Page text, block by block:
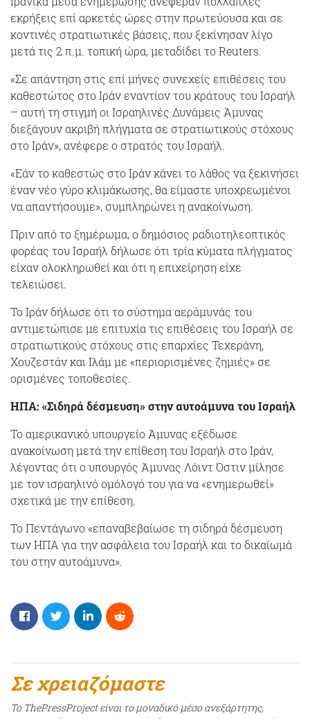
εκρήξεις επί αρκετές ώρες στην πρωτεύουσα και σε
κοντινές στρατιωτικές βάσεις, που ξεκίνησαν λίγο
μετά τις 2 π.μ. τοπική ώρα, μεταδίδει το Reuters.
«Σε απάντηση στις επί μήνες συνεχείς επιθέσεις του
καθεστώτος στο Ιράν εναντίον του κράτους του Ισραήλ
– αυτή τη στιγμή οι Ισραηλινές Δυνάμεις Άμυνας
διεξάγουν ακριβή πλήγματα σε στρατιωτικούς στόχους
στο Ιράν», ανέφερε ο στρατός του Ισραήλ.
«Εάν το καθεστώς στο Ιράν κάνει το λάθος να ξεκινήσει
έναν νέο γύρο κλιμάκωσης, θα είμαστε υποχρεωμένοι
να απαντήσουμε», συμπληρώνει η ανακοίνωση.
Πριν από τo ξημέρωμα, ο δημόσιος ραδιοτηλεοπτικός
φορέας του Ισραήλ δήλωσε ότι τρία κύματα πλήγματος
είχαν ολοκληρωθεί και ότι η επιχείρηση είχε
τελειώσει.
Το Ιράν δήλωσε ότι το σύστημα αεράμυνάς του
αντιμετώπισε με επιτυχία τις επιθέσεις του Ισραήλ σε
στρατιωτικούς στόχους στις επαρχίες Τεχεράνη,
Χουζεστάν και Ιλάμ με «περιορισμένες ζημιές» σε
ορισμένες τοποθεσίες.
ΗΠΑ: «Σιδηρά δέσμευση» στην αυτοάμυνα του Ισραήλ
Το αμερικανικό υπουργείο Άμυνας εξέδωσε
ανακοίνωση μετά την επίθεση του Ισραήλ στο Ιράν,
λέγοντας ότι ο υπουργός Άμυνας Λόιντ Όστιν μίλησε
με τον ισραηλινό ομόλογό του για να «ενημερωθεί»
σχετικά με την επίθεση.
Το Πεντάγωνο «επαναβεβαίωσε τη σιδηρά δέσμευση
των ΗΠΑ για την ασφάλεια του Ισραήλ και το δικαίωμά
του στην αυτοάμυνα».
Σε χρειαζόμαστε
Το ThePressProject είναι το μοναδικό μέσο ανεξάρτητης,